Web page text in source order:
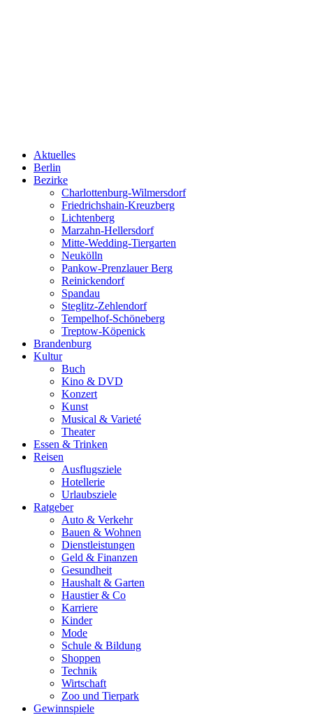
Aktuelles
Berlin
Bezirke
Charlottenburg-Wilmersdorf
Friedrichshain-Kreuzberg
Lichtenberg
Marzahn-Hellersdorf
Mitte-Wedding-Tiergarten
Neukölln
Pankow-Prenzlauer Berg
Reinickendorf
Spandau
Steglitz-Zehlendorf
Tempelhof-Schöneberg
Treptow-Köpenick
Brandenburg
Kultur
Buch
Kino & DVD
Konzert
Kunst
Musical & Varieté
Theater
Essen & Trinken
Reisen
Ausflugsziele
Hotellerie
Urlaubsziele
Ratgeber
Auto & Verkehr
Bauen & Wohnen
Dienstleistungen
Geld & Finanzen
Gesundheit
Haushalt & Garten
Haustier & Co
Karriere
Kinder
Mode
Schule & Bildung
Shoppen
Technik
Wirtschaft
Zoo und Tierpark
Gewinnspiele